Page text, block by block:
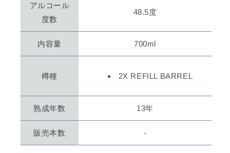
アルコール
度数
48.5度
内容量 700ml
樽種 2X REFILL BARREL
熟成年数 13年
販売本数 -